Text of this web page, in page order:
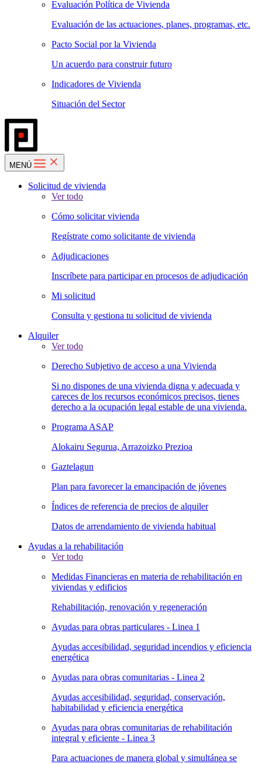
Evaluación Política de Vivienda
Evaluación de las actuaciones, planes, programas, etc.
Pacto Social por la Vivienda
Un acuerdo para construir futuro
Indicadores de Vivienda
Situación del Sector
MENÚ
Solicitud de vivienda
Ver todo
Cómo solicitar vivienda
Regístrate como solicitante de vivienda
Adjudicaciones
Inscríbete para participar en procesos de adjudicación
Mi solicitud
Consulta y gestiona tu solicitud de vivienda
Alquiler
Ver todo
Derecho Subjetivo de acceso a una Vivienda
Si no dispones de una vivienda digna y adecuada y
careces de los recursos económicos precisos, tienes
derecho a la ocupación legal estable de una vivienda.
Programa ASAP
Alokairu Segurua, Arrazoizko Prezioa
Gaztelagun
Plan para favorecer la emancipación de jóvenes
Índices de referencia de precios de alquiler
Datos de arrendamiento de vivienda habitual
Ayudas a la rehabilitación
Ver todo
Medidas Financieras en materia de rehabilitación en
viviendas y edificios
Rehabilitación, renovación y regeneración
Ayudas para obras particulares - Linea 1
Ayudas accesibilidad, seguridad incendios y eficiencia
energética
Ayudas para obras comunitarias - Linea 2
Ayudas accesibilidad, seguridad, conservación,
habitabilidad y eficiencia energética
Ayudas para obras comunitarias de rehabilitación
integral y eficiente - Linea 3
Para actuaciones de manera global y simultánea se